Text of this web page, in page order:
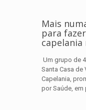
Mais
para
capelania
Um grupo de
Santa Casa de
Capelania,
por Saúde, em